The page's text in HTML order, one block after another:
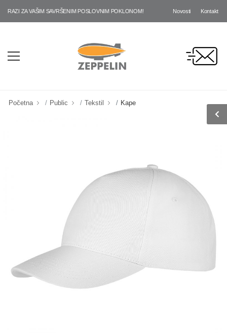
ZA VAŠIM SAVRŠENIM POSLOVNIM POKLONOM! Novosti Kontakt
Početna Public Tekstil Kape